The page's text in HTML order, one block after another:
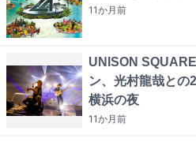
11か月前
UNISON
ン、光村龍哉との
横浜の夜
11か月前